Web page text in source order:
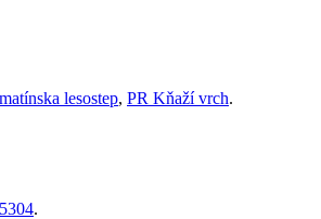
lesostep, PR Kňaží vrch.
5304.